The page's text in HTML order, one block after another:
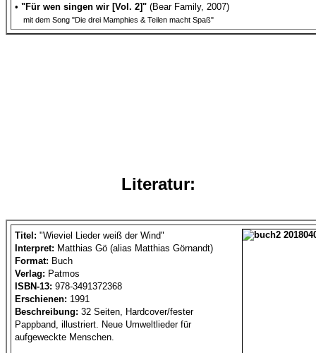
• "Für wen singen wir [Vol. 2]" (Bear Family, 2007)
mit dem Song "Die drei Mamphies & Teilen macht Spaß"
Literatur:
Titel: "Wieviel Lieder weiß der Wind"
Interpret: Matthias Gö (alias Matthias Görnandt)
Format: Buch
Verlag: Patmos
ISBN-13: 978-3491372368
Erschienen: 1991
Beschreibung: 32 Seiten, Hardcover/fester
Pappband, illustriert. Neue Umweltlieder für
aufgeweckte Menschen.